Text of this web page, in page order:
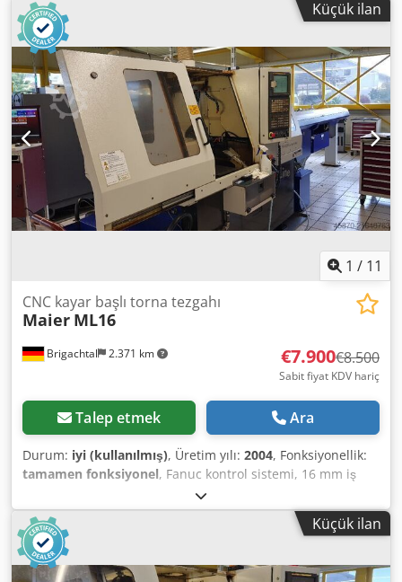
Küçük ilan
1 / 11
Brigachtal 2.371 km
CNC kayar başlı torna tezgahı
Maier ML16
€7.900€8.500
Sabit fiyat KDV hariç
Talep etmek Ara
Durum: iyi (kullanılmış), Üretim yılı: 2004, Fonksiyonellik:
tamamen fonksiyonel, Fanuc kontrol sistemi, 16 mm iş
mili geçişi, karşı iş mili, 3 radyal tahrikli takım, yüksek
basınç pompası, yangın söndürme sistemi, FMB yükleme
magazini, Dksdpfx Asyyxqnoblsr çok sayıda aksesuar.
Fotoğraflanan aksesuarlar için garanti yoktur.
Küçük ilan